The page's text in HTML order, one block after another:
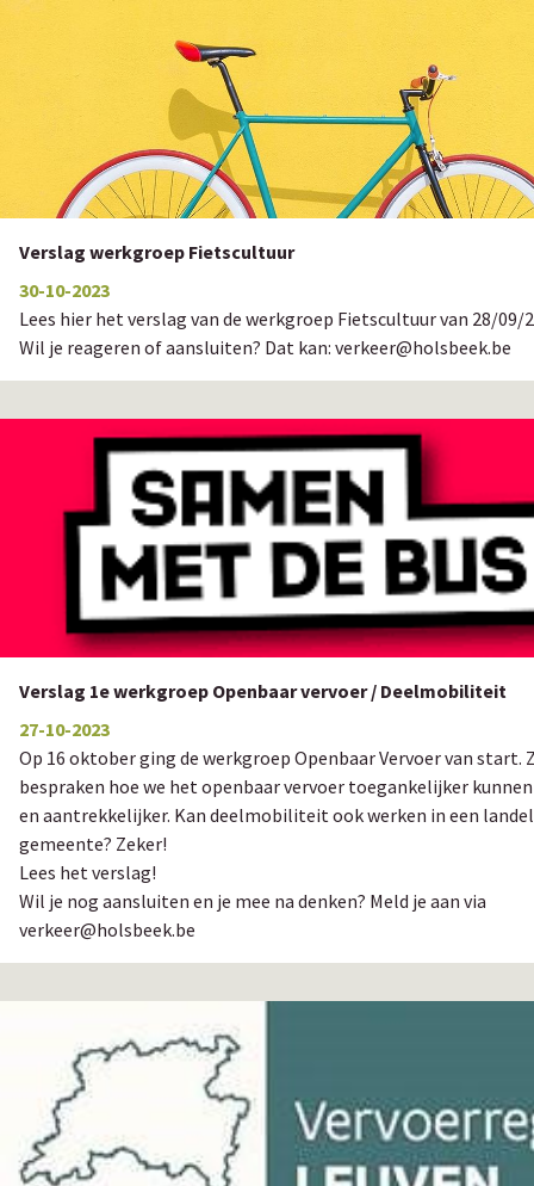
Verslag werkgroep Fietscultuur
30-10-2023
Lees hier het verslag van de werkgroep Fietscultuur van 28/09/
Wil je reageren of aansluiten? Dat kan: verkeer@holsbeek.be
Verslag 1e werkgroep Openbaar vervoer / Deelmobiliteit
27-10-2023
Op 16 oktober ging de werkgroep Openbaar Vervoer van start.
bespraken hoe we het openbaar vervoer toegankelijker
en aantrekkelijker. Kan deelmobiliteit ook werken in een
gemeente? Zeker!
Lees het verslag!
Wil je nog aansluiten en je mee na denken? Meld je aan via
verkeer@holsbeek.be